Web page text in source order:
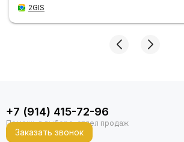
2GIS
+7 (914) 415-72-96
Заказать звонок